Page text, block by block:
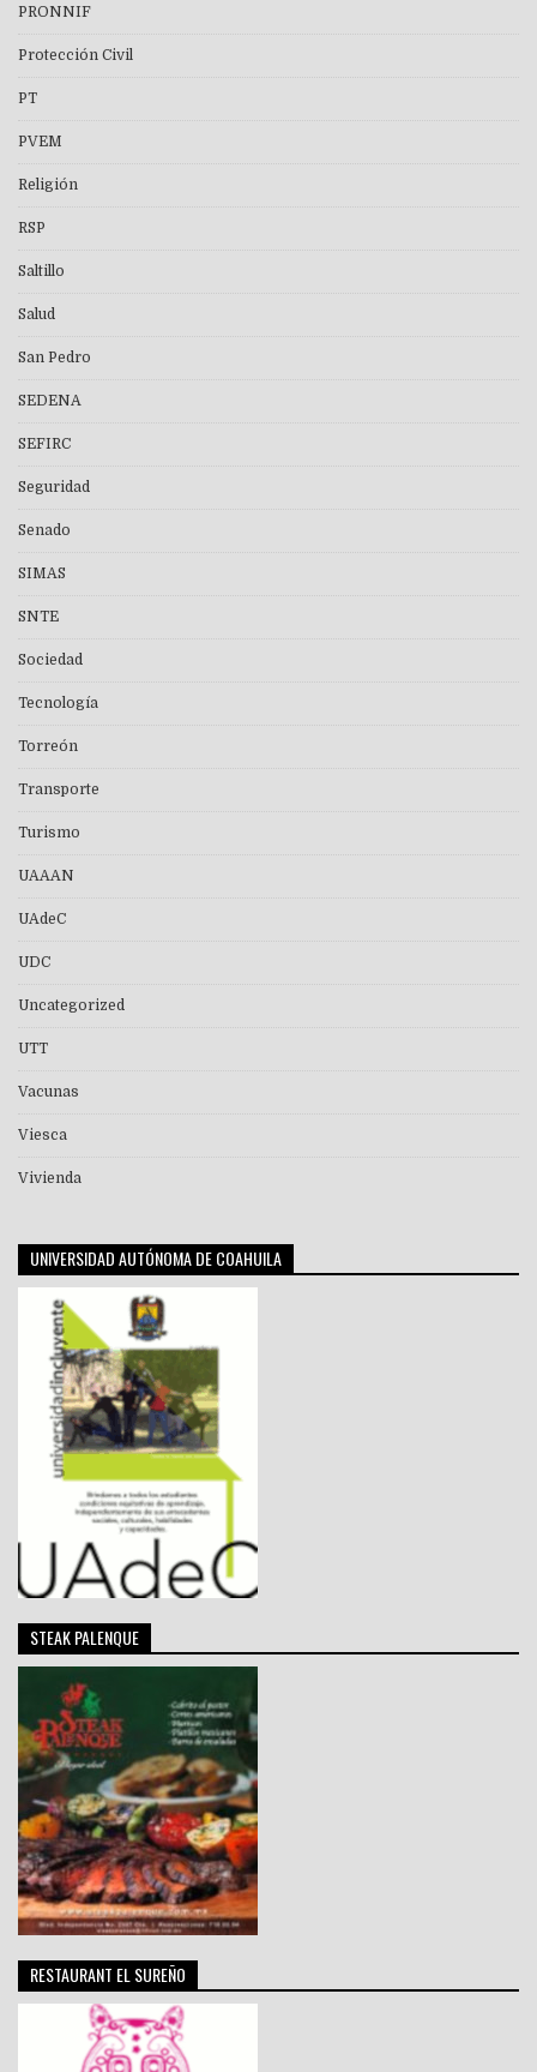
PRONNIF
Protección Civil
PT
PVEM
Religión
RSP
Saltillo
Salud
San Pedro
SEDENA
SEFIRC
Seguridad
Senado
SIMAS
SNTE
Sociedad
Tecnología
Torreón
Transporte
Turismo
UAAAN
UAdeC
UDC
Uncategorized
UTT
Vacunas
Viesca
Vivienda
UNIVERSIDAD AUTÓNOMA DE COAHUILA
STEAK PALENQUE
RESTAURANT EL SUREÑO